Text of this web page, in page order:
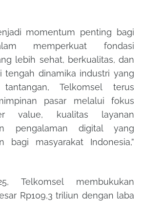
momentum penting bagi
memperkuat fondasi
lebih sehat, berkualitas, dan
tengah dinamika industri yang
Telkomsel terus
pasar melalui fokus
value, kualitas layanan
pengalaman digital yang
bagi masyarakat Indonesia,”
Telkomsel membukukan
Rp109,3 triliun dengan laba